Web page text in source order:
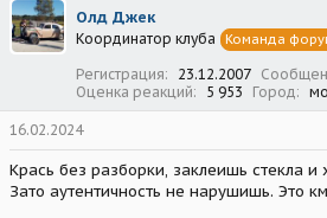
Олд Джек
Координатор клуба Команда
Регистрация 23.12.2007
Оценка реакций
5 953 Город
16.02.2024
Крась без разборки, заклеишь стекла и
Зато аутентичность не нарушишь. Это